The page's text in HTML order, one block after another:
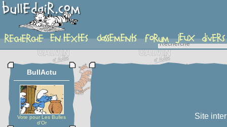
auteur
BullActu
Vote pour Les Bulles
d'Or
Site